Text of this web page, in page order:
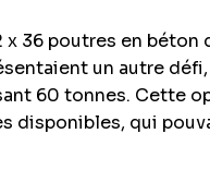
36 poutres en béton
un autre
60 tonnes. Cette
disponibles, qui